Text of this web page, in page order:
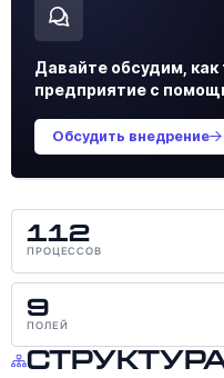
112
ПРОЦЕССОВ
9
ПОЛЕЙ
Давайте обсудим,
предприятие с
Обсудить внедрение